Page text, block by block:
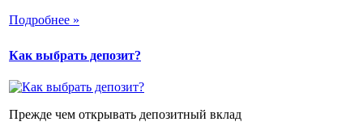
Подробнее »
Как выбрать депозит?
Прежде чем открывать депозитный вклад